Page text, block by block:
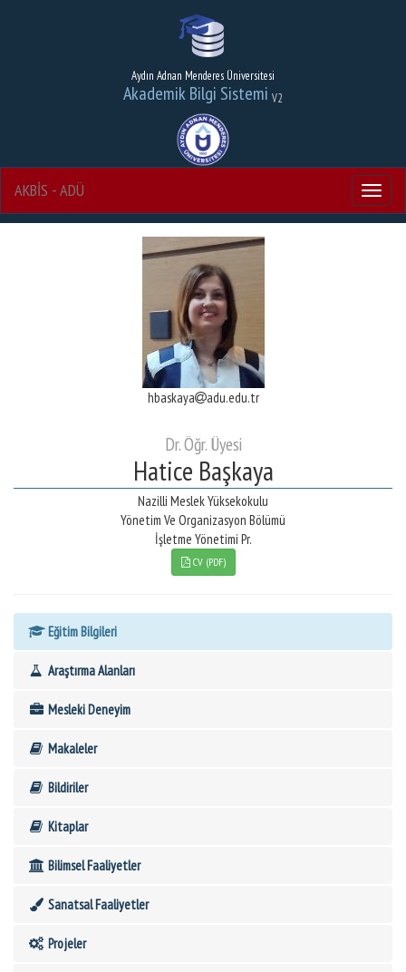
Aydın Adnan Menderes Üniversitesi
Akademik Bilgi Sistemi V2
Menu
AKBİS - ADÜ
hbaskaya adu.edu.tr
Dr. Öğr. Üyesi
Hatice Başkaya
Nazilli Meslek Yüksekokulu
Yönetim Ve Organizasyon Bölümü
İşletme Yönetimi Pr.
CV (PDF)
Eğitim Bilgileri
Araştırma Alanları
Mesleki Deneyim
Makaleler
Bildiriler
Kitaplar
Bilimsel Faaliyetler
Sanatsal Faaliyetler
Projeler